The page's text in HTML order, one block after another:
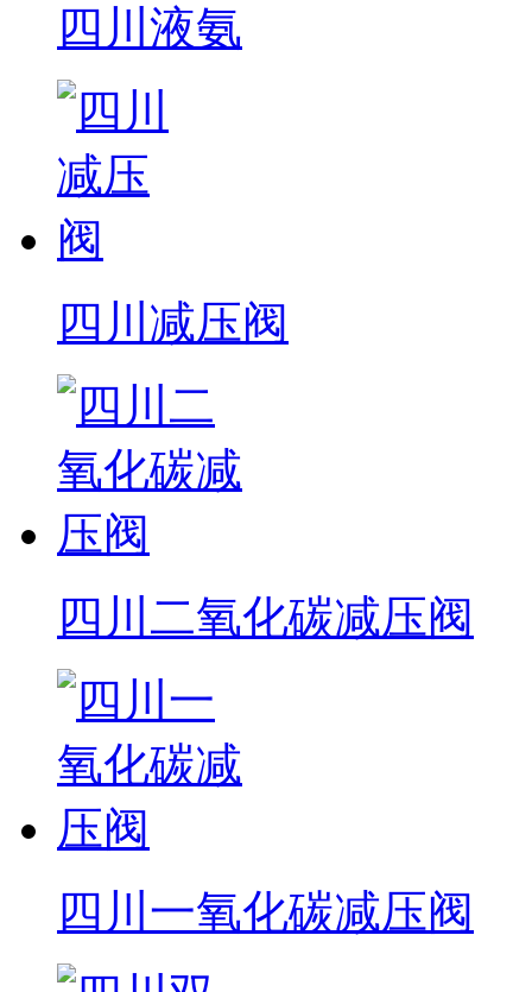
四川液氨
四川减压阀
四川二氧化碳减压阀
四川一氧化碳减压阀